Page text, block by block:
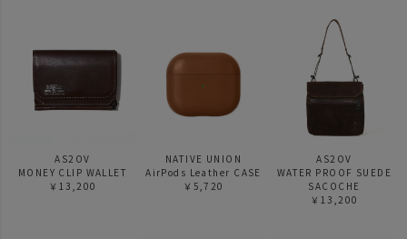
AS2OV
MONEY CLIP WALLET
￥13,200
NATIVE UNION
AirPods Leather CASE
￥5,720
AS2OV
WATER PROOF SUEDE
SACOCHE
￥13,200